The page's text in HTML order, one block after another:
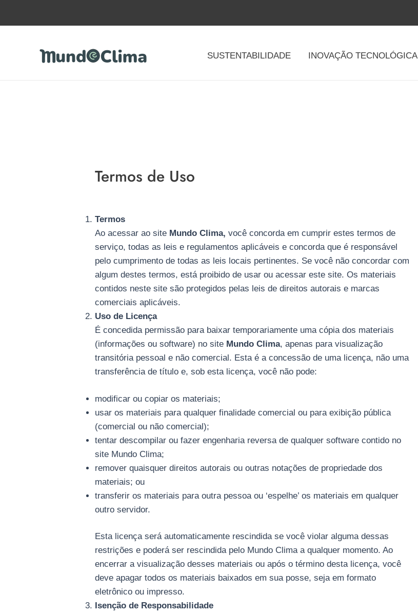
SUSTENTABILIDADE INOVAÇÃO TECNOLÓGICA
Termos de Uso
Termos
Ao acessar ao site Mundo Clima, você concorda em cumprir estes termos de
serviço, todas as leis e regulamentos aplicáveis e concorda que é responsável
pelo cumprimento de todas as leis locais pertinentes. Se você não concordar com
algum destes termos, está proibido de usar ou acessar este site. Os materiais
contidos neste site são protegidos pelas leis de direitos autorais e marcas
comerciais aplicáveis.
Uso de Licença
É concedida permissão para baixar temporariamente uma cópia dos materiais
(informações ou software) no site Mundo Clima, apenas para visualização
transitória pessoal e não comercial. Esta é a concessão de uma licença, não uma
transferência de título e, sob esta licença, você não pode:
modificar ou copiar os materiais;
usar os materiais para qualquer finalidade comercial ou para exibição pública
(comercial ou não comercial);
tentar descompilar ou fazer engenharia reversa de qualquer software contido no
site Mundo Clima;
remover quaisquer direitos autorais ou outras notações de propriedade dos
materiais; ou
transferir os materiais para outra pessoa ou ‘espelhe’ os materiais em qualquer
outro servidor.
Esta licença será automaticamente rescindida se você violar alguma dessas
restrições e poderá ser rescindida pelo Mundo Clima a qualquer momento. Ao
encerrar a visualização desses materiais ou após o término desta licença, você
deve apagar todos os materiais baixados em sua posse, seja em formato
eletrônico ou impresso.
Isenção de Responsabilidade